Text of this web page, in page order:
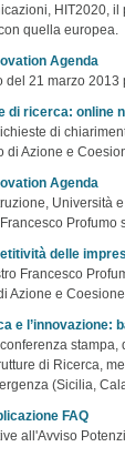
HIT2020,
quella europea.
Agenda
21 marzo
di ricerca: online
di
Azione e
Agenda
Università
Profumo
delle
Francesco
e
e l’innovazione:
di Ricerca,
(Sicilia,
FAQ
all'Avviso